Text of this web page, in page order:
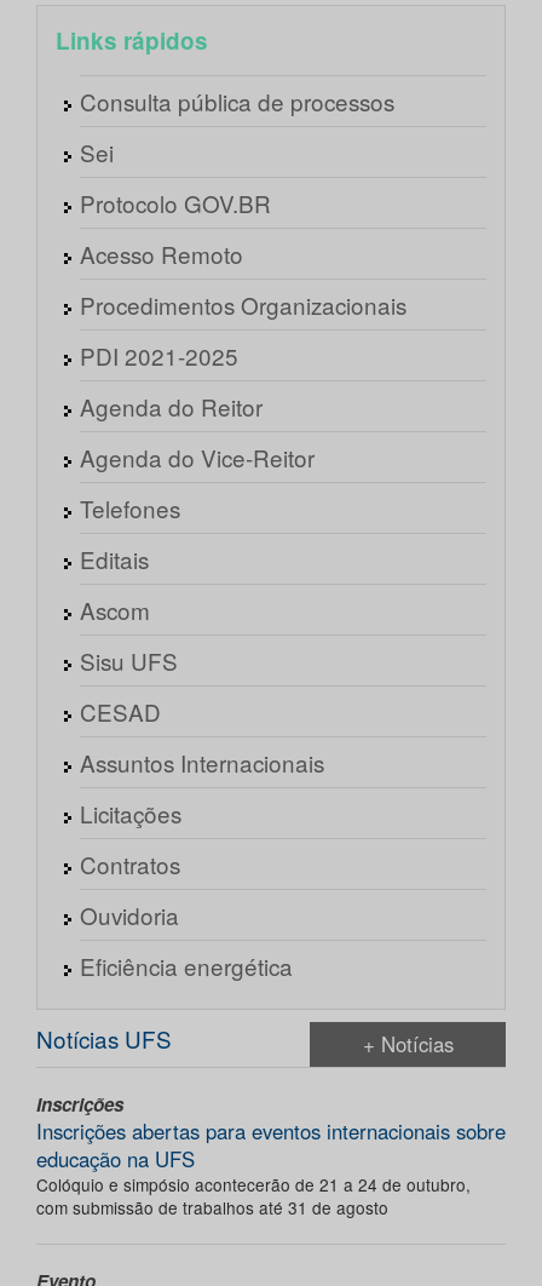
Links rápidos
Consulta pública de processos
Sei
Protocolo GOV.BR
Acesso Remoto
Procedimentos Organizacionais
PDI 2021-2025
Agenda do Reitor
Agenda do Vice-Reitor
Telefones
Editais
Ascom
Sisu UFS
CESAD
Assuntos Internacionais
Licitações
Contratos
Ouvidoria
Eficiência energética
Notícias UFS + Notícias
Inscrições
Inscrições abertas para eventos internacionais sobre
educação na UFS
Colóquio e simpósio acontecerão de 21 a 24 de outubro,
com submissão de trabalhos até 31 de agosto